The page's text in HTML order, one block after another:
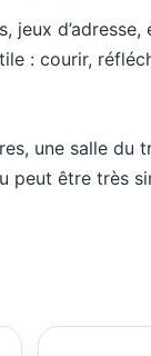
: courir,
une salle du
peut être très